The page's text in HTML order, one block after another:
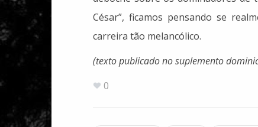
César”, ficamos pensando se
carreira tão melancólico.
(texto publicado no suplemento
0